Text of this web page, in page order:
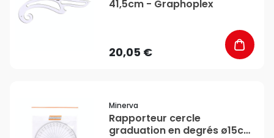
41,5cm - Graphoplex
20,05 €
Minerva
Rapporteur cercle
graduation en degrés ø15cm